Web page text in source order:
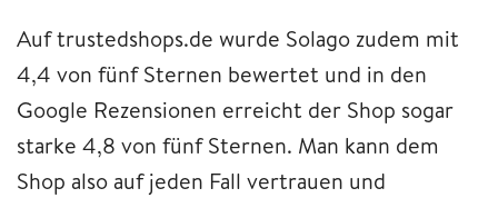
Auf trustedshops.de wurde Solago zudem mit
4,4 von fünf Sternen bewertet und in den
Google Rezensionen erreicht der Shop sogar
starke 4,8 von fünf Sternen. Man kann dem
Shop also auf jeden Fall vertrauen und